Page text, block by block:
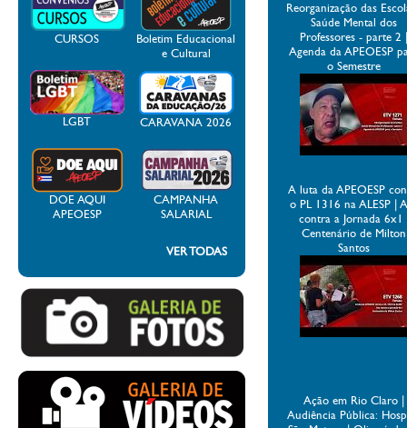
CURSOS
Boletim Educacional
e Cultural
LGBT CARAVANA 2026
DOE AQUI
APEOESP
CAMPANHA
SALARIAL
VER TODAS
Reorganização das
Saúde Mental dos
Professores - parte 2
Agenda da APEOESP
o Semestre
A luta da APEOESP
o PL 1316 na ALESP |
contra a Jornada 6x1
Centenário de Milton
Santos
Ação em Rio Claro |
Audiência Pública: